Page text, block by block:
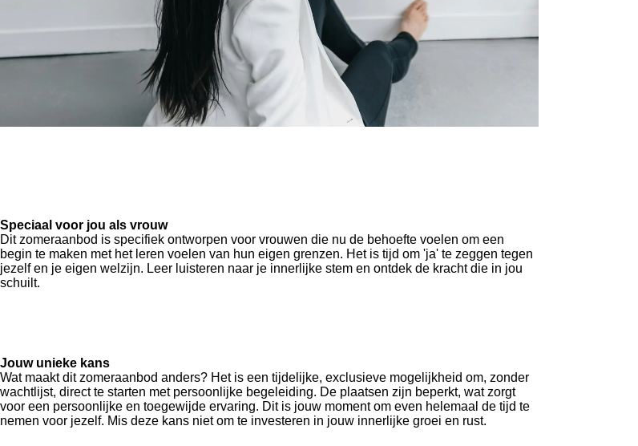
Speciaal voor jou als vrouw
Dit zomeraanbod is specifiek ontworpen voor vrouwen die nu de behoefte voelen om een
begin te maken met het leren voelen van hun eigen grenzen. Het is tijd om 'ja' te zeggen tegen
jezelf en je eigen welzijn. Leer luisteren naar je innerlijke stem en ontdek de kracht die in jou
schuilt.
Jouw unieke kans
Wat maakt dit zomeraanbod anders? Het is een tijdelijke, exclusieve mogelijkheid om, zonder
wachtlijst, direct te starten met persoonlijke begeleiding. De plaatsen zijn beperkt, wat zorgt
voor een persoonlijke en toegewijde ervaring. Dit is jouw moment om even helemaal de tijd te
nemen voor jezelf. Mis deze kans niet om te investeren in jouw innerlijke groei en rust.